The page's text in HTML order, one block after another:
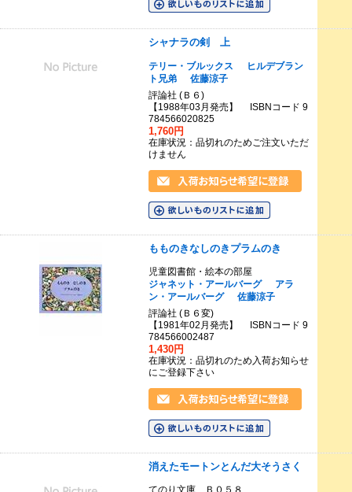
シャナラの剣 上
テリー・ブルックス
ヒルデブラン
ト兄弟
佐藤涼子
評論社 (Ｂ６)
【1988年03月発売】 ISBNコード 9
784566020825
1,760円
在庫状況：品切れのためご注文いただ
けません
もものきなしのきプラムのき
児童図書館・絵本の部屋
ジャネット・アールバーグ
アラ
ン・アールバーグ
佐藤涼子
評論社 (Ｂ６変)
【1981年02月発売】 ISBNコード 9
784566002487
1,430円
在庫状況：品切れのため入荷お知らせ
にご登録下さい
消えたモートンとんだ大そうさく
てのり文庫 Ｂ０５８